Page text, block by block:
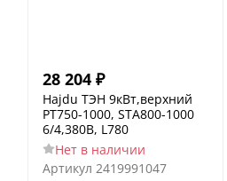
28 204 ₽
Hajdu ТЭН 9кВт,верхний
PT750-1000, STA800-1000
6/4,380В, L780
Нет в наличии
Артикул 2419991047